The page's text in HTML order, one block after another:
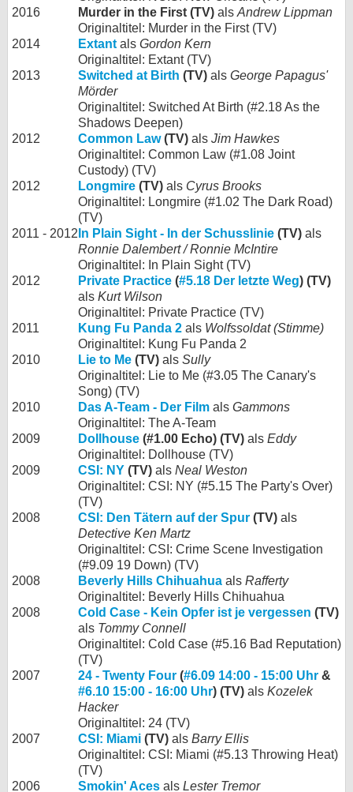
2016
Murder in the First (TV) als Andrew Lippman
Originaltitel: Murder in the First (TV)
2014
Extant als Gordon Kern
Originaltitel: Extant (TV)
2013
Switched at Birth (TV) als George Papagus'
Mörder
Originaltitel: Switched At Birth (#2.18 As the
Shadows Deepen)
2012
Common Law(TV) als Jim Hawkes
Originaltitel: Common Law (#1.08 Joint
Custody) (TV)
2012
Longmire (TV) als Cyrus Brooks
Originaltitel: Longmire (#1.02 The Dark Road)
(TV)
2011 - 2012 In Plain Sight - In der Schusslinie (TV) als
Ronnie Dalembert / Ronnie McIntire
Originaltitel: In Plain Sight (TV)
2012
Private Practice (#5.18 Der letzte Weg) (TV)
als Kurt Wilson
Originaltitel: Private Practice (TV)
2011
Kung Fu Panda 2 als Wolfssoldat (Stimme)
Originaltitel: Kung Fu Panda 2
2010
Lie to Me (TV) als Sully
Originaltitel: Lie to Me (#3.05 The Canary's
Song) (TV)
2010
Das A-Team - Der Film als Gammons
Originaltitel: The A-Team
2009
Dollhouse (#1.00 Echo) (TV) als Eddy
Originaltitel: Dollhouse (TV)
2009
CSI: NY (TV) als Neal Weston
Originaltitel: CSI: NY (#5.15 The Party's Over)
(TV)
2008
CSI: Den Tätern auf der Spur (TV) als
Detective Ken Martz
Originaltitel: CSI: Crime Scene Investigation
(#9.09 19 Down) (TV)
2008
Beverly Hills Chihuahua als Rafferty
Originaltitel: Beverly Hills Chihuahua
2008
Cold Case - Kein Opfer ist je vergessen (TV)
als Tommy Connell
Originaltitel: Cold Case (#5.16 Bad Reputation)
(TV)
2007
24 - Twenty Four (#6.09 14:00 - 15:00 Uhr &
#6.10 15:00 - 16:00 Uhr) (TV) als Kozelek
Hacker
Originaltitel: 24 (TV)
2007
CSI: Miami (TV) als Barry Ellis
Originaltitel: CSI: Miami (#5.13 Throwing Heat)
(TV)
2006
Smokin' Aces als Lester Tremor